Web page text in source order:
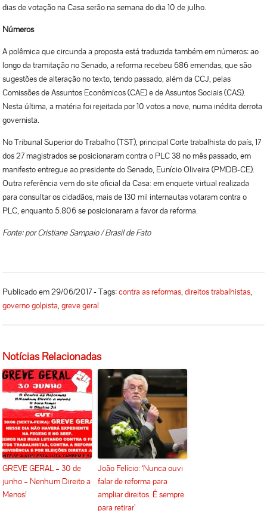
dias de votação na Casa serão na semana do dia 10 de julho.
Números
A polêmica que circunda a proposta está traduzida também em números: ao
longo da tramitação no Senado, a reforma recebeu 686 emendas, que são
sugestões de alteração no texto, tendo passado, além da CCJ, pelas
Comissões de Assuntos Econômicos (CAE) e de Assuntos Sociais (CAS).
Nesta última, a matéria foi rejeitada por 10 votos a nove, numa inédita derrota
governista.
No Tribunal Superior do Trabalho (TST), principal Corte trabalhista do país, 17
dos 27 magistrados se posicionaram contra o PLC 38 no mês passado, em
manifesto entregue ao presidente do Senado, Eunício Oliveira (PMDB-CE).
Outra referência vem do site oficial da Casa: em enquete virtual realizada
para consultar os cidadãos, mais de 130 mil internautas votaram contra o
PLC, enquanto 5.806 se posicionaram a favor da reforma.
Fonte: por Cristiane Sampaio / Brasil de Fato
Publicado em 29/06/2017 - Tags:contra as reformas,direitos trabalhistas,
governo golpista,greve geral
Notícias Relacionadas
GREVE GERAL – 30 de
junho – Nenhum Direito a
Menos!
João Felício: ‘Nunca ouvi
falar de reforma para
ampliar direitos. É sempre
para retirar’